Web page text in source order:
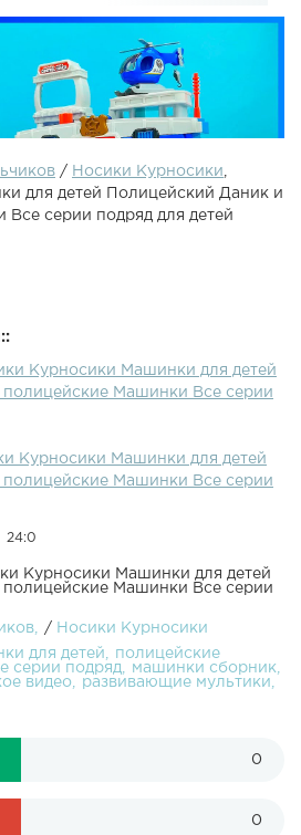
радовать детей
с разными игрушечными
тематику и как показало
эти детские видео с
с ребятами.Подписывайтесь на
Курносики: Смотрите ещё детские
ХотВилс в виде портативного
Junior4+ Корзина
Мы в Одноклассниках: Музыка:
/ Носики Курносики
для детей Полицейский Даник и
серии подряд для детей
Курносики Машинки для детей
полицейские Машинки Все серии
Курносики Машинки для детей
полицейские Машинки Все серии
24:0
Курносики Машинки для детей
полицейские Машинки Все серии
/ Носики Курносики
для детей
полицейские
серии подряд
машинки сборник
видео
развивающие мультики
0
0